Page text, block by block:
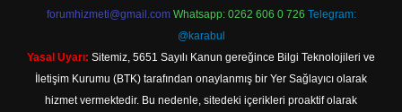
forumhizmeti@gmail.com Whatsapp: 0262 606 0 726 Telegram:
@karabul
Yasal Uyarı: Sitemiz, 5651 Sayılı Kanun gereğince Bilgi Teknolojileri ve
İletişim Kurumu (BTK) tarafından onaylanmış bir Yer Sağlayıcı olarak
hizmet vermektedir. Bu nedenle, sitedeki içerikleri proaktif olarak